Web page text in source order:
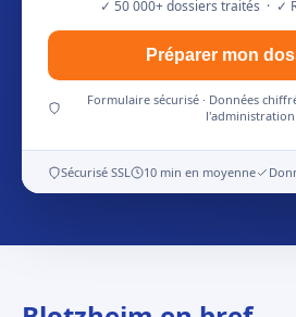
✓ 50 000+ dossiers traités · ✓
Préparer mon
Formulaire sécurisé · Données
l'administration
Sécurisé SSL 10 min en moyenne